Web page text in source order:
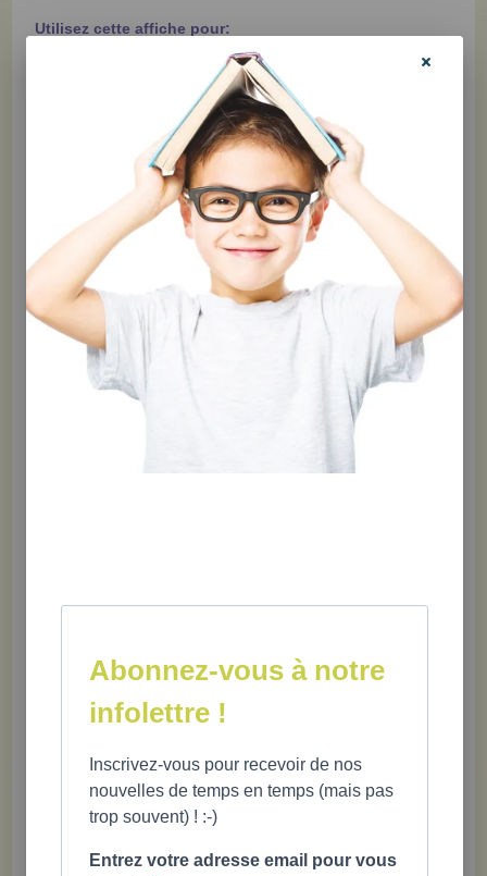
Utilisez cette affiche pour:
briser la glace dans les nouveaux groupes et ouvrir le
faciliter les interactions sociales;
encourager les discussions et la réflexion;
favoriser la connaissance de soi et la découverte de
enrichir et solidifier les relations entre les jeunes et leur
entourage (parents, enseignants, amis, etc.).
Règles du jeu:
C’est simple, la seule règle du jeu est d’être respectueux
envers soi et envers les autres. (Et d’attendre son tour,
évidemment!)
Rires et plaisir garantis!
Abonnez-vous à notre
infolettre !
Inscrivez-vous pour recevoir de nos
nouvelles de temps en temps (mais pas
trop souvent) ! :-)
Entrez votre adresse email pour vous